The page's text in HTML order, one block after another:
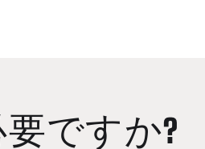
ですか?